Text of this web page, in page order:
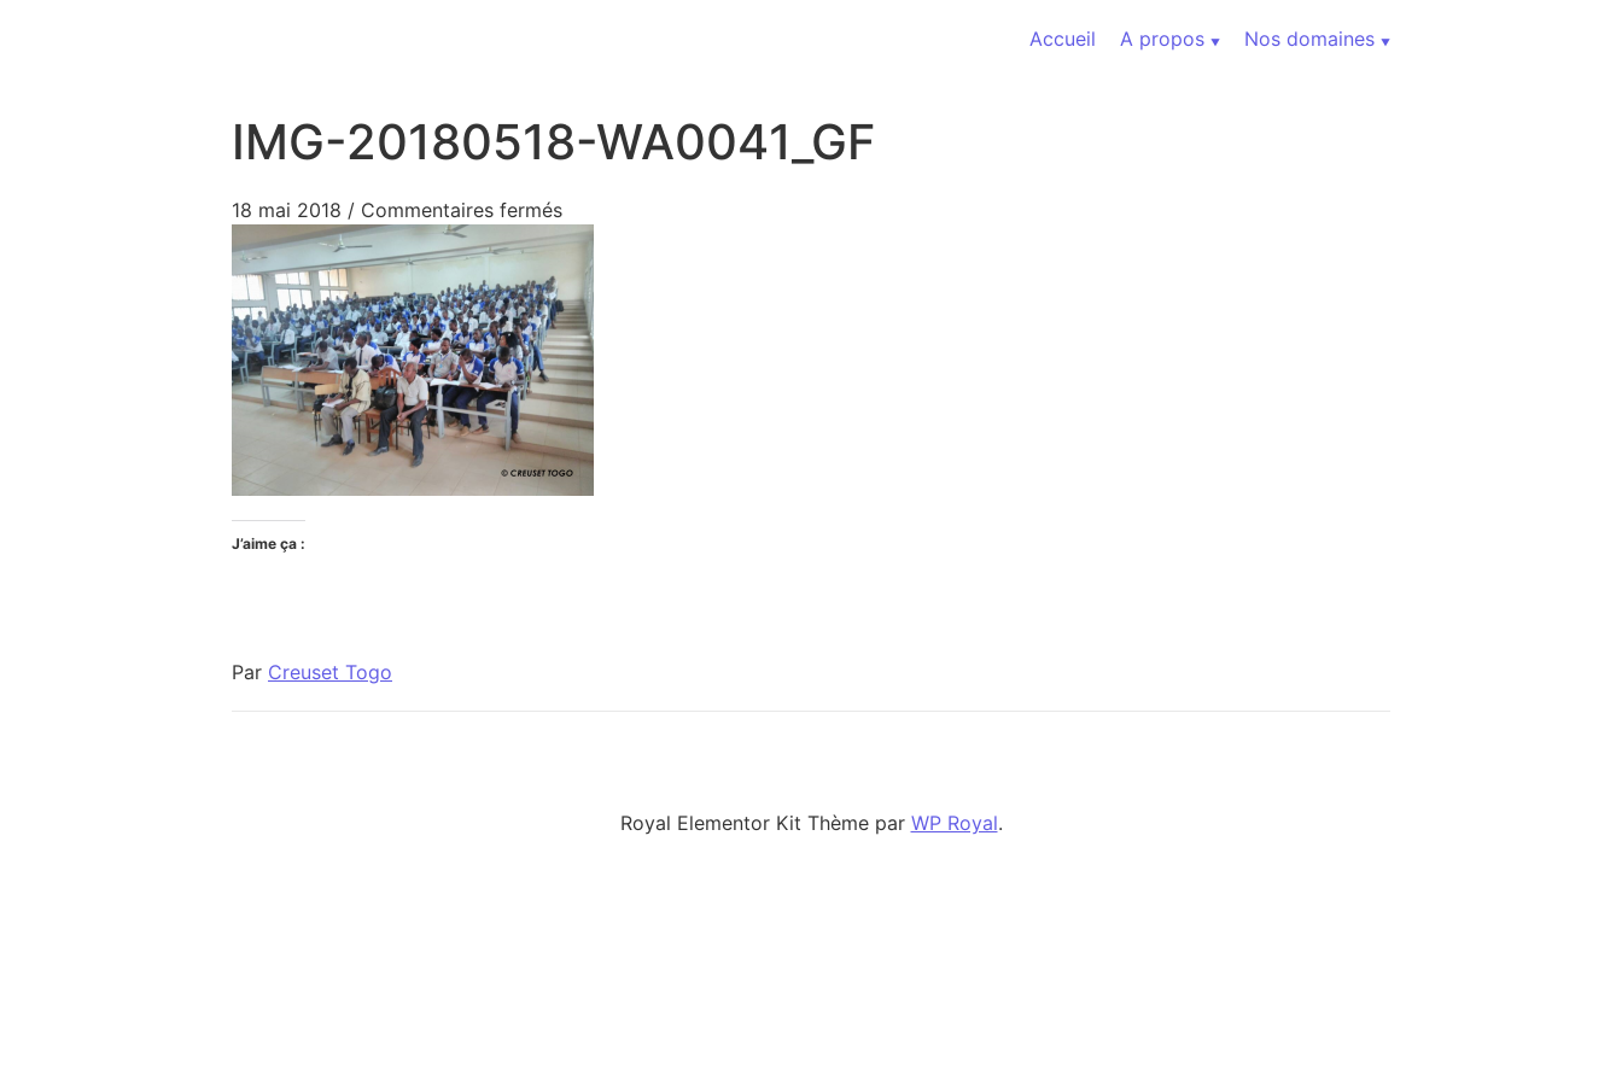
Accueil
A propos Nos domaines
IMG-20180518-WA0041_GF
18 mai 2018 / Commentaires ferméssur IMG-20180518-WA0041_GF
J’aime ça :
Par Creuset Togo
Royal Elementor Kit Thème par WP Royal.